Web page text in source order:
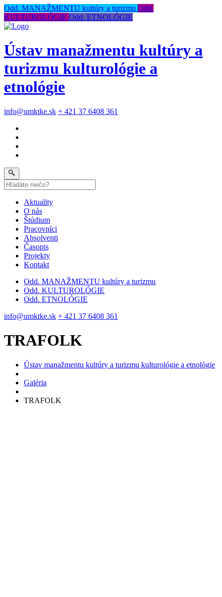
Odd. MANAŽMENTU kultúry a turizmu Odd.
KULTUROLÓGIE Odd. ETNOLÓGIE
Ústav manažmentu kultúry a
turizmu kulturológie a
etnológie
info@umktke.sk + 421 37 6408 361
Aktuality
O nás
Štúdium
Pracovníci
Absolventi
Časopis
Projekty
Kontakt
Odd. MANAŽMENTU kultúry a turizmu
Odd. KULTUROLÓGIE
Odd. ETNOLÓGIE
info@umktke.sk + 421 37 6408 361
TRAFOLK
Ústav manažmentu kultúry a turizmu kulturológie a etnológie
Galéria
TRAFOLK